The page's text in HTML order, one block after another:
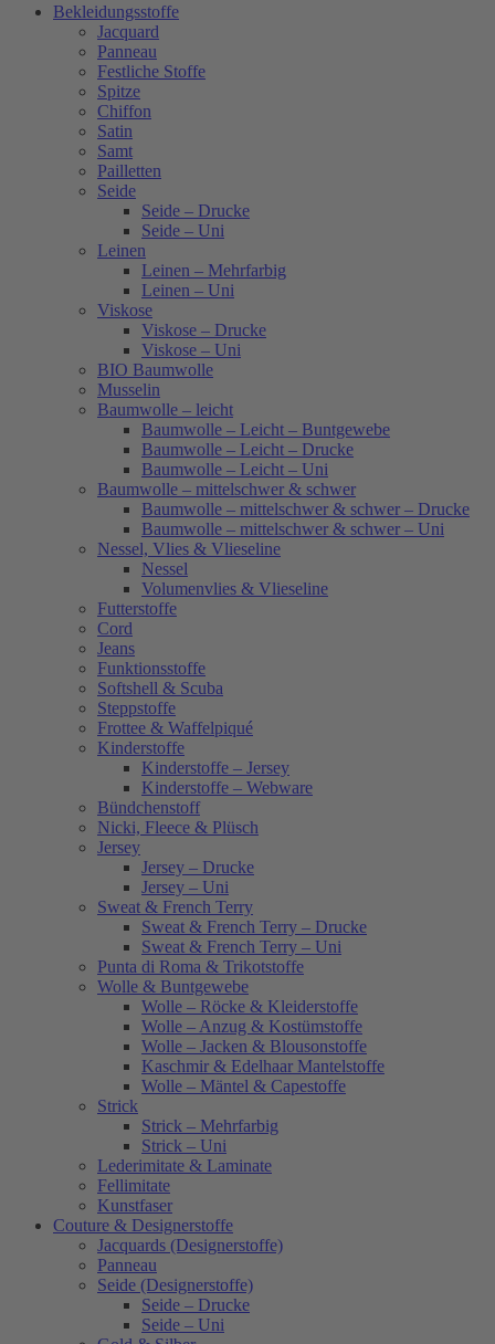
Bekleidungsstoffe
Jacquard
Panneau
Festliche Stoffe
Spitze
Chiffon
Satin
Samt
Pailletten
Seide
Seide – Drucke
Seide – Uni
Leinen
Leinen – Mehrfarbig
Leinen – Uni
Viskose
Viskose – Drucke
Viskose – Uni
BIO Baumwolle
Musselin
Baumwolle – leicht
Baumwolle – Leicht – Buntgewebe
Baumwolle – Leicht – Drucke
Baumwolle – Leicht – Uni
Baumwolle – mittelschwer & schwer
Baumwolle – mittelschwer & schwer – Drucke
Baumwolle – mittelschwer & schwer – Uni
Nessel, Vlies & Vlieseline
Nessel
Volumenvlies & Vlieseline
Futterstoffe
Cord
Jeans
Funktionsstoffe
Softshell & Scuba
Steppstoffe
Frottee & Waffelpiqué
Kinderstoffe
Kinderstoffe – Jersey
Kinderstoffe – Webware
Bündchenstoff
Nicki, Fleece & Plüsch
Jersey
Jersey – Drucke
Jersey – Uni
Sweat & French Terry
Sweat & French Terry – Drucke
Sweat & French Terry – Uni
Punta di Roma & Trikotstoffe
Wolle & Buntgewebe
Wolle – Röcke & Kleiderstoffe
Wolle – Anzug & Kostümstoffe
Wolle – Jacken & Blousonstoffe
Kaschmir & Edelhaar Mantelstoffe
Wolle – Mäntel & Capestoffe
Strick
Strick – Mehrfarbig
Strick – Uni
Lederimitate & Laminate
Fellimitate
Kunstfaser
Couture & Designerstoffe
Jacquards (Designerstoffe)
Panneau
Seide (Designerstoffe)
Seide – Drucke
Seide – Uni